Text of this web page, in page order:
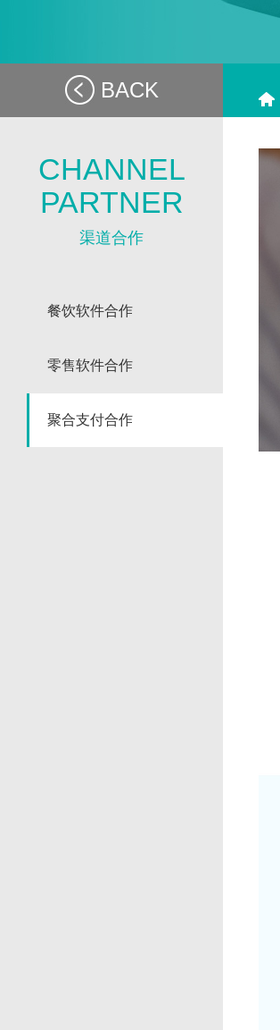
BACK
CHANNEL
PARTNER
渠道合作
餐饮软件合作
零售软件合作
聚合支付合作